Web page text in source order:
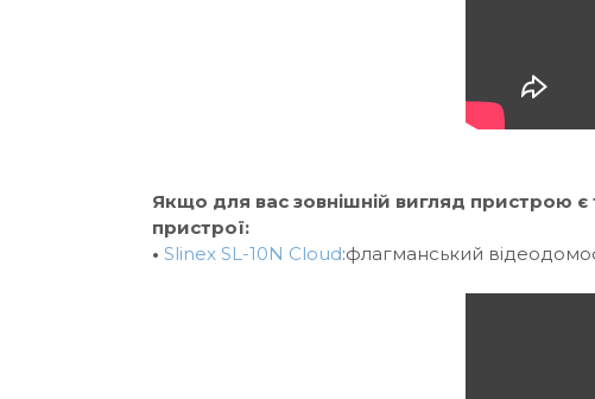
Якщо для вас зовнішній вигляд пристрою є
пристрої:
• Slinex SL-10N Cloud:флагманський